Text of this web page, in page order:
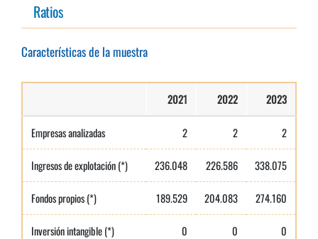
Ratios
Características de la muestra
2021 2022 2023
Empresas analizadas 2 2 2
Ingresos de explotación (*) 236.048 226.586 338.075
Fondos propios (*) 189.529 204.083 274.160
Inversión intangible (*) 0 0 0